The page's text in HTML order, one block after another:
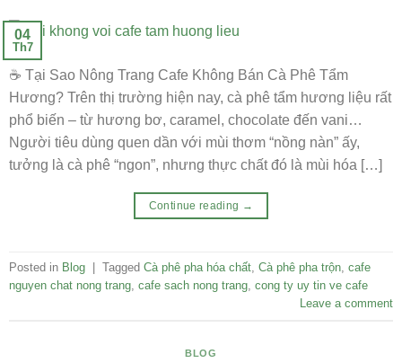
04
Th7
☕ Tại Sao Nông Trang Cafe Không Bán Cà Phê Tẩm
Hương? Trên thị trường hiện nay, cà phê tẩm hương liệu rất
phổ biến – từ hương bơ, caramel, chocolate đến vani…
Người tiêu dùng quen dần với mùi thơm “nồng nàn” ấy,
tưởng là cà phê “ngon”, nhưng thực chất đó là mùi hóa […]
Continue reading →
Posted in Blog Tagged Cà phê pha hóa chất, Cà phê pha trộn, cafe
nguyen chat nong trang, cafe sach nong trang, cong ty uy tin ve cafe
Leave a comment
BLOG